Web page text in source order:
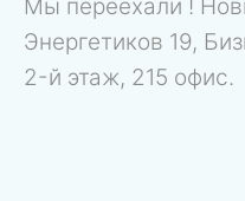
Мы переехали !
Энергетиков 19,
2-й этаж, 215 офис.